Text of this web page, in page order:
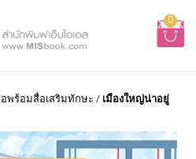
0
พร้อมสื่อเสริมทักษะ / เมืองใหญ่น่าอยู่